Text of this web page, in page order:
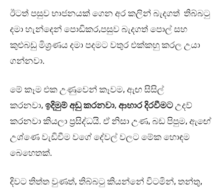
ඊටත් පසුව භාජනයක් ගෙන අර කලින් බැදගත් තිබ්බටු
දමා හැන්දෙන් පොඩිකර,පසුව බැදගත් පොල් සහ
කුළුබඩු මිශ්‍රණය දමා පදමට වතුර එක්කහු කරල උයා
ගන්නවා.
මේ කෑම එක උණුවෙන් කෑවම, ඇඟ සිසිල්
කරනවා,ඉදිමුම් අඩු කරනවා,ආහාර දිරවීමටඋදව්
කරනවා කියලා ප්‍රසිද්ධයි. ඒ නිසා උණ, බඩ පිපුම, ඇඟේ
උශ්ණෙ වැඩිවීම වගේ දේවල් වලට මේක හොඳම
බෙහෙතක්.
දිවට තිත්ත වුණත්, තිබ්බටු කියන්නේ විටමින්, තන්තු,